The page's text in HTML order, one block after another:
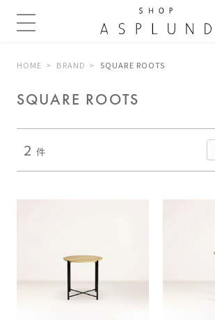
HOME BRAND SQUARE ROOTS
SQUARE ROOTS
2 件